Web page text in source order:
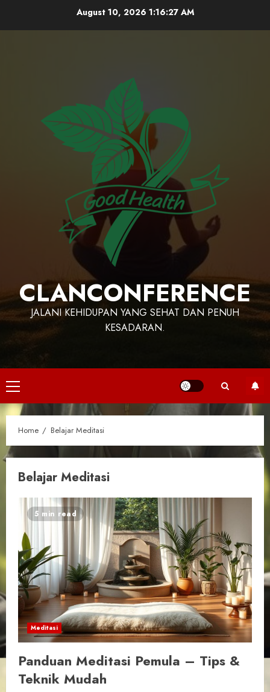
August 10, 2026 1:16:28 AM
CLANCONFERENCE
JALANI KEHIDUPAN YANG SEHAT DAN PENUH
KESADARAN.
Primary
Menu
Home Belajar Meditasi
Belajar Meditasi
5 min read
Meditasi
Panduan Meditasi Pemula – Tips &
Teknik Mudah